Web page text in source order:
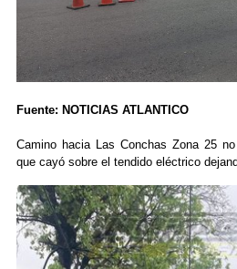
Fuente: NOTICIAS ATLANTICO
Camino hacia Las Conchas Zona 25
que cayó sobre el tendido eléctrico